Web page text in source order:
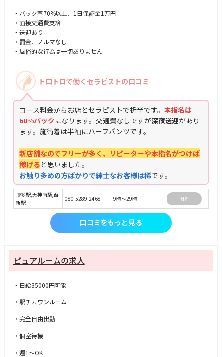
・バック率70%以上、1日保証金1万円
・面接交通費支給
・送迎あり
・罰金、ノルマなし
・風俗的な行為は一切ありません
トロトロで働くセラピストの口コミ
コース料金からお店とセラピストで折半です。 本指名は
60%バックになります。交通費なしですが深夜送迎があり
ます。施術着は半袖にハーフパンツです。
新店舗なのでフリーが多く、リピーターや本指名がつけば
稼げると思いました。
お触り多めの方ばかりで紳士なお客様は稀です。
博多駅,天神南駅,西
新駅
080-5289-2468 9時〜29時 HP
口コミをもっと見る
ピュアルームの求人
・日給35000円可能
・駅チカワンルーム
・完全自由出勤
・個室待機
・週1〜OK